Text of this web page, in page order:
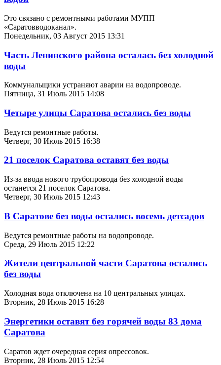
Это связано с ремонтными работами МУПП
«Саратовводоканал».
Понедельник, 03 Август 2015 13:31
Часть Ленинского района осталась без холодной
воды
Коммунальщики устраняют аварии на водопроводе.
Пятница, 31 Июль 2015 14:08
Четыре улицы Саратова остались без воды
Ведутся ремонтные работы.
Четверг, 30 Июль 2015 16:38
21 поселок Саратова оставят без воды
Из-за ввода нового трубопровода без холодной воды
останется 21 поселок Саратова.
Четверг, 30 Июль 2015 12:43
В Саратове без воды остались восемь детсадов
Ведутся ремонтные работы на водопроводе.
Среда, 29 Июль 2015 12:22
Жители центральной части Саратова остались
без воды
Холодная вода отключена на 10 центральных улицах.
Вторник, 28 Июль 2015 16:28
Энергетики оставят без горячей воды 83 дома
Саратова
Саратов ждет очередная серия опрессовок.
Вторник, 28 Июль 2015 12:54